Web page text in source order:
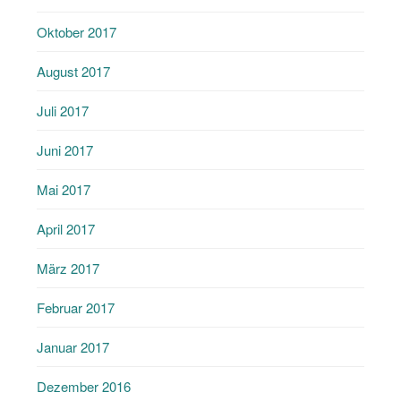
Oktober 2017
August 2017
Juli 2017
Juni 2017
Mai 2017
April 2017
März 2017
Februar 2017
Januar 2017
Dezember 2016